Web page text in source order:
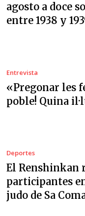
agosto a doce
entre 1938 y
Entrevista
«Pregonar les
poble! Quina
Deportes
El Renshinkan
participantes
judo de Sa